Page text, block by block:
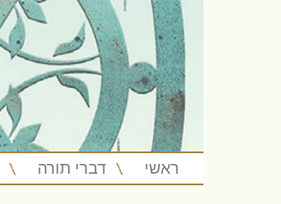
ראשי דברי תורה